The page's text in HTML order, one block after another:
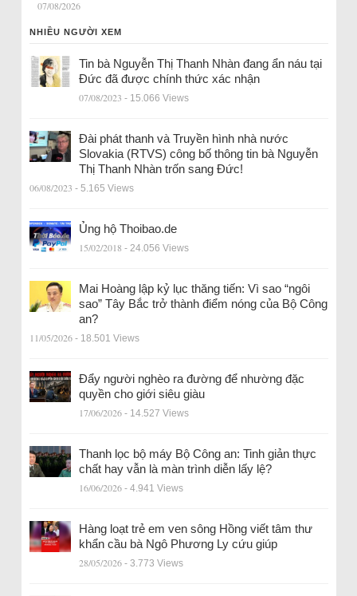
07/08/2026
NHIỀU NGƯỜI XEM
Tin bà Nguyễn Thị Thanh Nhàn đang ẩn náu tại
Đức đã được chính thức xác nhận
07/08/2023 - 15.066 Views
Đài phát thanh và Truyền hình nhà nước
Slovakia (RTVS) công bố thông tin bà Nguyễn
Thị Thanh Nhàn trốn sang Đức!
06/08/2023 - 5.165 Views
Ủng hộ Thoibao.de
15/02/2018 - 24.056 Views
Mai Hoàng lập kỷ lục thăng tiến: Vì sao “ngôi
sao” Tây Bắc trở thành điểm nóng của Bộ Công
an?
11/05/2026 - 18.501 Views
Đẩy người nghèo ra đường để nhường đặc
quyền cho giới siêu giàu
17/06/2026 - 14.527 Views
Thanh lọc bộ máy Bộ Công an: Tinh giản thực
chất hay vẫn là màn trình diễn lấy lệ?
16/06/2026 - 4.941 Views
Hàng loạt trẻ em ven sông Hồng viết tâm thư
khẩn cầu bà Ngô Phương Ly cứu giúp
28/05/2026 - 3.773 Views